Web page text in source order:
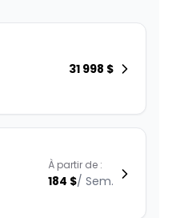
31 998 $
À partir de :
184 $/ Sem.